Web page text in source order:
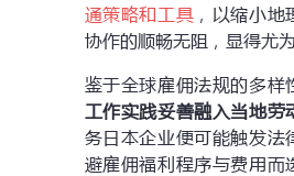
通策略和工具 ，以缩小
协作的顺畅无阻，显得尤为
鉴于全球雇佣法规的多样
工作实践妥善融入当地劳
务日本企业便可能触发法
避雇佣福利程序与费用而